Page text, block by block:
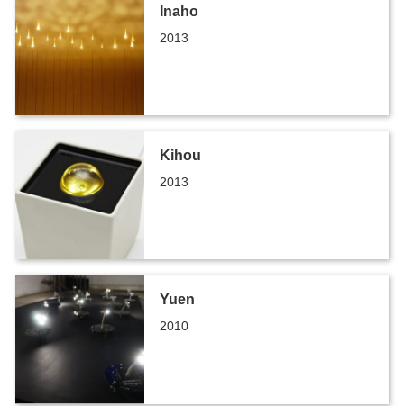
Inaho
2013
Kihou
2013
Yuen
2010